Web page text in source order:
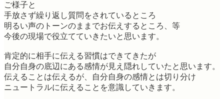
ご様子と
手放さず繰り返し質問をされているところ
明るい声のトーンのままでお伝えするところ、等
今後の現場で役立てていきたいと思います。
肯定的に相手に伝える習慣はできてきたが
自分自身の底辺にある感情が見え隠れしていたと思います。
伝えることは伝えるが、自分自身の感情とは切り分け
ニュートラルに伝えることを意識していきます。